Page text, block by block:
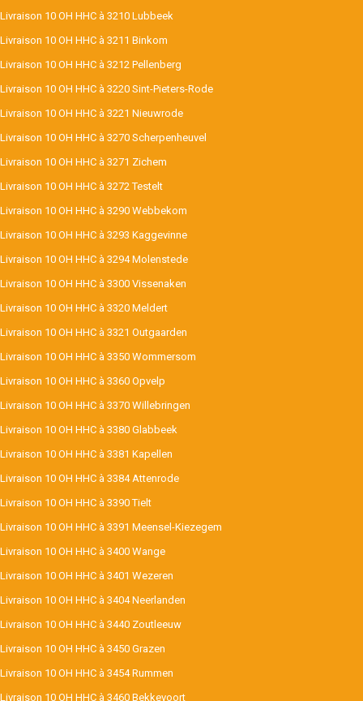
Livraison 10 OH HHC à 3210 Lubbeek
Livraison 10 OH HHC à 3211 Binkom
Livraison 10 OH HHC à 3212 Pellenberg
Livraison 10 OH HHC à 3220 Sint-Pieters-Rode
Livraison 10 OH HHC à 3221 Nieuwrode
Livraison 10 OH HHC à 3270 Scherpenheuvel
Livraison 10 OH HHC à 3271 Zichem
Livraison 10 OH HHC à 3272 Testelt
Livraison 10 OH HHC à 3290 Webbekom
Livraison 10 OH HHC à 3293 Kaggevinne
Livraison 10 OH HHC à 3294 Molenstede
Livraison 10 OH HHC à 3300 Vissenaken
Livraison 10 OH HHC à 3320 Meldert
Livraison 10 OH HHC à 3321 Outgaarden
Livraison 10 OH HHC à 3350 Wommersom
Livraison 10 OH HHC à 3360 Opvelp
Livraison 10 OH HHC à 3370 Willebringen
Livraison 10 OH HHC à 3380 Glabbeek
Livraison 10 OH HHC à 3381 Kapellen
Livraison 10 OH HHC à 3384 Attenrode
Livraison 10 OH HHC à 3390 Tielt
Livraison 10 OH HHC à 3391 Meensel-Kiezegem
Livraison 10 OH HHC à 3400 Wange
Livraison 10 OH HHC à 3401 Wezeren
Livraison 10 OH HHC à 3404 Neerlanden
Livraison 10 OH HHC à 3440 Zoutleeuw
Livraison 10 OH HHC à 3450 Grazen
Livraison 10 OH HHC à 3454 Rummen
Livraison 10 OH HHC à 3460 Bekkevoort